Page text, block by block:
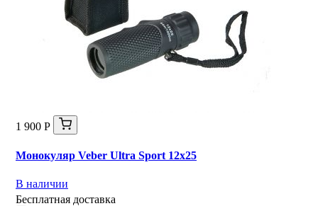
1 900 Р
Монокуляр Veber Ultra Sport 12x25
В наличии
Бесплатная доставка